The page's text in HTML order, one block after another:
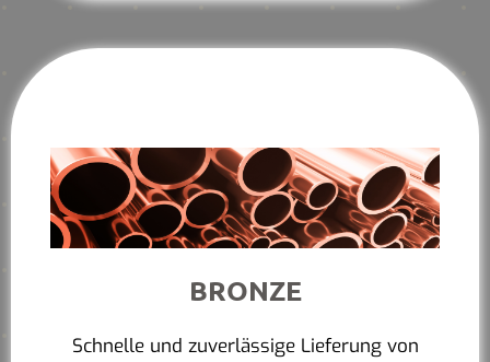
BRONZE
Schnelle und zuverlässige Lieferung von